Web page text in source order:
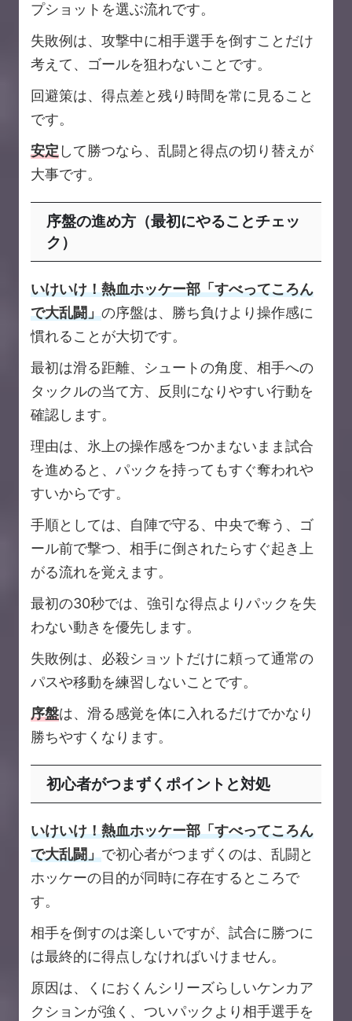
プショットを選ぶ流れです。
失敗例は、攻撃中に相手選手を倒すことだけ
考えて、ゴールを狙わないことです。
回避策は、得点差と残り時間を常に見ること
です。
安定して勝つなら、乱闘と得点の切り替えが
大事です。
序盤の進め方（最初にやることチェッ
ク）
いけいけ！熱血ホッケー部「すべってころん
で大乱闘」の序盤は、勝ち負けより操作感に
慣れることが大切です。
最初は滑る距離、シュートの角度、相手への
タックルの当て方、反則になりやすい行動を
確認します。
理由は、氷上の操作感をつかまないまま試合
を進めると、パックを持ってもすぐ奪われや
すいからです。
手順としては、自陣で守る、中央で奪う、ゴ
ール前で撃つ、相手に倒されたらすぐ起き上
がる流れを覚えます。
最初の30秒では、強引な得点よりパックを失
わない動きを優先します。
失敗例は、必殺ショットだけに頼って通常の
パスや移動を練習しないことです。
序盤は、滑る感覚を体に入れるだけでかなり
勝ちやすくなります。
初心者がつまずくポイントと対処
いけいけ！熱血ホッケー部「すべってころん
で大乱闘」で初心者がつまずくのは、乱闘と
ホッケーの目的が同時に存在するところで
す。
相手を倒すのは楽しいですが、試合に勝つに
は最終的に得点しなければいけません。
原因は、くにおくんシリーズらしいケンカア
クションが強く、ついパックより相手選手を